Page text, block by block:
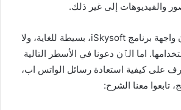
الجميل في الأمر، ان واجهة برنامج iSkysoft، بسيطة للغاية، ولا
اما الٱن دعونا في الأسطر التالية
على كيفية استعادة رسائل الواتس اب،
تابعوا معنا الشرح: